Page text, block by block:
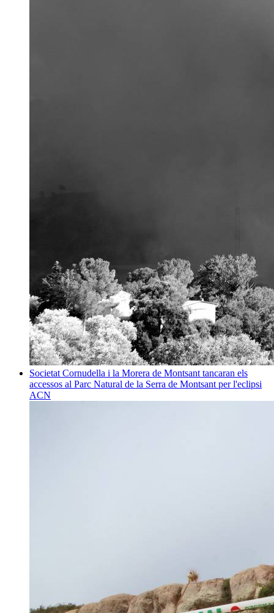
Societat Cornudella i la Morera de Montsant tancaran els
accessos al Parc Natural de la Serra de Montsant per l'eclipsi
ACN